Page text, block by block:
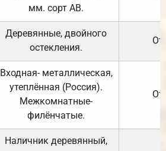
мм. сорт АВ.
Деревянные, двойного
остекления.
Входная- металлическая,
утеплённая (Россия).
Межкомнатные-
филёнчатые.
Наличник деревянный,